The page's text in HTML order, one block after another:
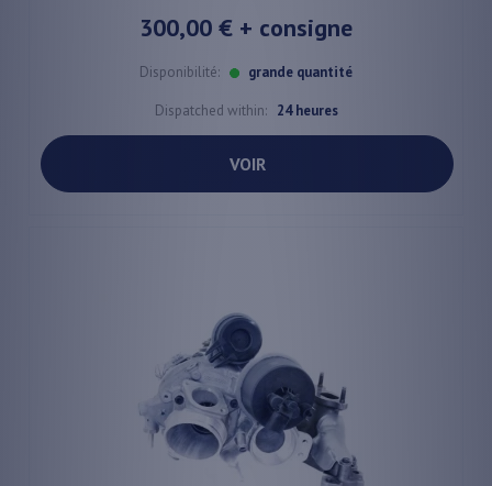
300,00 € + consigne
Disponibilité: grande quantité
Dispatched within: 24 heures
VOIR